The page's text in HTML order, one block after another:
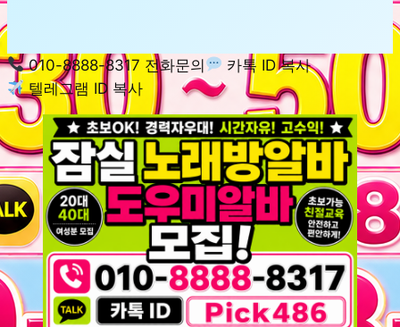
010-8888-8317 전화문의
카톡 ID 복사
텔레그램 ID 복사